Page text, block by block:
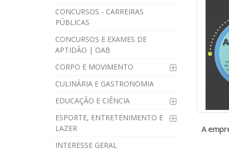
CONCURSOS - CARREIRAS
PÚBLICAS
CONCURSOS E EXAMES DE
APTIDÃO | OAB
CORPO E MOVIMENTO
CULINÁRIA E GASTRONOMIA
EDUCAÇÃO E CIÊNCIA
ESPORTE, ENTRETENIMENTO E
LAZER
INTERESSE GERAL
A